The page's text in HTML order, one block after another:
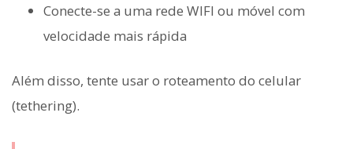
Conecte-se a uma rede WIFI ou móvel com
velocidade mais rápida
Além disso, tente usar o roteamento do celular
(tethering).